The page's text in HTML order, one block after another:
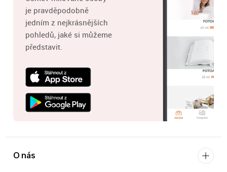
je pravděpodobně
jedním z nejkrásnějších
pohledů, jaké si můžeme
představit.
O nás